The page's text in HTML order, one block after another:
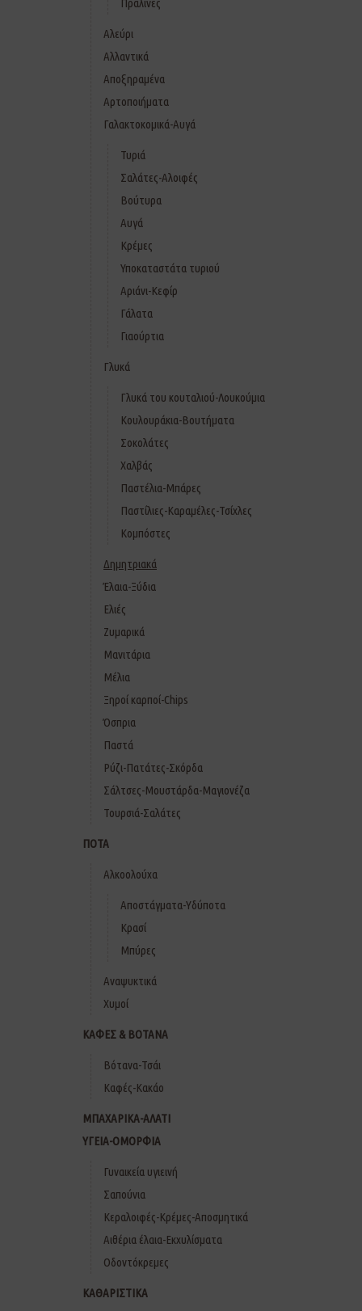
Πραλίνες
Αλεύρι
Αλλαντικά
Αποξηραμένα
Αρτοποιήματα
Γαλακτοκομικά-Αυγά
Τυριά
Σαλάτες-Αλοιφές
Βούτυρα
Αυγά
Κρέμες
Υποκαταστάτα τυριού
Αριάνι-Κεφίρ
Γάλατα
Γιαούρτια
Γλυκά
Γλυκά του κουταλιού-Λουκούμια
Κουλουράκια-Βουτήματα
Σοκολάτες
Χαλβάς
Παστέλια-Μπάρες
Παστίλιες-Καραμέλες-Τσίχλες
Κομπόστες
Δημητριακά
Έλαια-Ξύδια
Ελιές
Ζυμαρικά
Μανιτάρια
Μέλια
Ξηροί καρποί-Chips
Όσπρια
Παστά
Ρύζι-Πατάτες-Σκόρδα
Σάλτσες-Μουστάρδα-Μαγιονέζα
Τουρσιά-Σαλάτες
ΠΟΤΑ
Αλκοολούχα
Αποστάγματα-Υδύποτα
Κρασί
Μπύρες
Αναψυκτικά
Χυμοί
ΚΑΦΕΣ & ΒΟΤΑΝΑ
Βότανα-Τσάι
Καφές-Κακάο
ΜΠΑΧΑΡΙΚΑ-ΑΛΑΤΙ
ΥΓΕΙΑ-ΟΜΟΡΦΙΑ
Γυναικεία υγιεινή
Σαπούνια
Κεραλοιφές-Κρέμες-Αποσμητικά
Αιθέρια έλαια-Εκχυλίσματα
Οδοντόκρεμες
ΚΑΘΑΡΙΣΤΙΚΑ